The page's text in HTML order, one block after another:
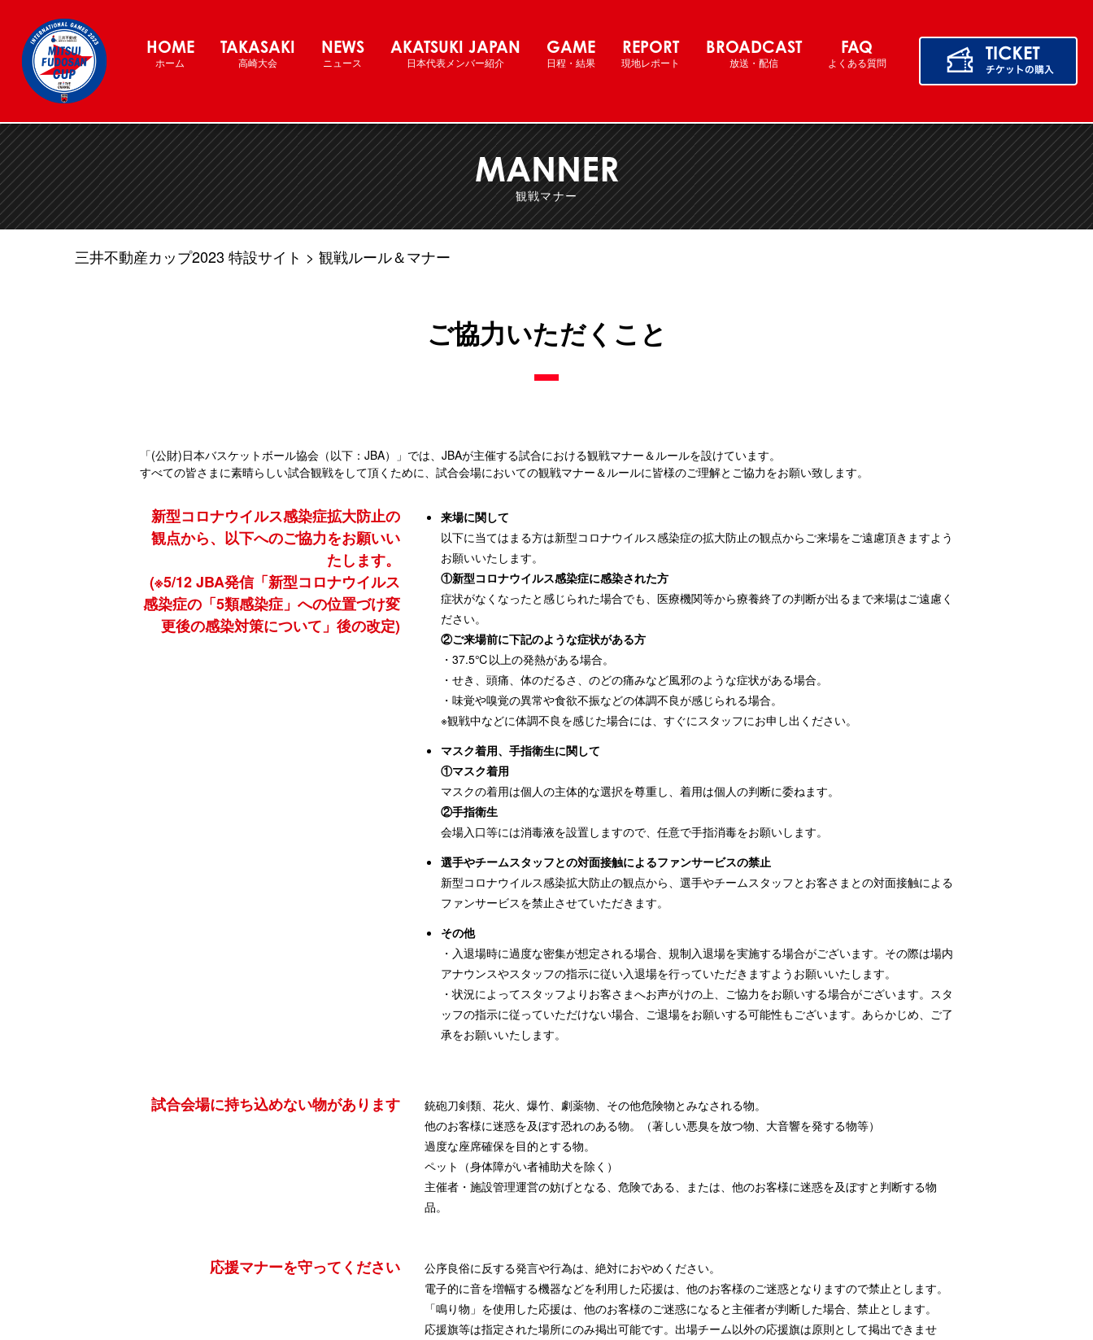
HOME
ホーム
TAKASAKI
高崎大会
NEWS
ニュース
AKATSUKI JAPAN
日本代表メンバー紹介
GAME
日程・結果
REPORT
現地レポート
BROADCAST
放送・配信
FAQ
よくある質問
MANNER
観戦マナー
三井不動産カップ2023 特設サイト 観戦ルール＆マナー
ご協力いただくこと
「(公財)日本バスケットボール協会（以下：JBA）」では、JBAが主催する試合における観戦マナー＆ルールを設けています。
すべての皆さまに素晴らしい試合観戦をして頂くために、試合会場においての観戦マナー＆ルールに皆様のご理解とご協力をお願い致します。
新型コロナウイルス感染症拡大防止の
観点から、以下へのご協力をお願いい
たします。
(※5/12 JBA発信「新型コロナウイルス
感染症の「5類感染症」への位置づけ変
更後の感染対策について」後の改定)
来場に関して
以下に当てはまる方は新型コロナウイルス感染症の拡大防止の観点からご来場をご遠慮頂きますよう
お願いいたします。
①新型コロナウイルス感染症に感染された方
症状がなくなったと感じられた場合でも、医療機関等から療養終了の判断が出るまで来場はご遠慮く
ださい。
②ご来場前に下記のような症状がある方
・37.5℃以上の発熱がある場合。
・せき、頭痛、体のだるさ、のどの痛みなど風邪のような症状がある場合。
・味覚や嗅覚の異常や食欲不振などの体調不良が感じられる場合。
※観戦中などに体調不良を感じた場合には、すぐにスタッフにお申し出ください。
マスク着用、手指衛生に関して
①マスク着用
マスクの着用は個人の主体的な選択を尊重し、着用は個人の判断に委ねます。
②手指衛生
会場入口等には消毒液を設置しますので、任意で手指消毒をお願いします。
選手やチームスタッフとの対面接触によるファンサービスの禁止
新型コロナウイルス感染拡大防止の観点から、選手やチームスタッフとお客さまとの対面接触による
ファンサービスを禁止させていただきます。
その他
・入退場時に過度な密集が想定される場合、規制入退場を実施する場合がございます。その際は場内
アナウンスやスタッフの指示に従い入退場を行っていただきますようお願いいたします。
・状況によってスタッフよりお客さまへお声がけの上、ご協力をお願いする場合がございます。スタ
ッフの指示に従っていただけない場合、ご退場をお願いする可能性もございます。あらかじめ、ご了
承をお願いいたします。
試合会場に持ち込めない物があります
銃砲刀剣類、花火、爆竹、劇薬物、その他危険物とみなされる物。
他のお客様に迷惑を及ぼす恐れのある物。（著しい悪臭を放つ物、大音響を発する物等）
過度な座席確保を目的とする物。
ペット（身体障がい者補助犬を除く）
主催者・施設管理運営の妨げとなる、危険である、または、他のお客様に迷惑を及ぼすと判断する物
品。
応援マナーを守ってください
公序良俗に反する発言や行為は、絶対におやめください。
電子的に音を増幅する機器などを利用した応援は、他のお客様のご迷惑となりますので禁止とします。
「鳴り物」を使用した応援は、他のお客様のご迷惑になると主催者が判断した場合、禁止とします。
応援旗等は指定された場所にのみ掲出可能です。出場チーム以外の応援旗は原則として掲出できませ